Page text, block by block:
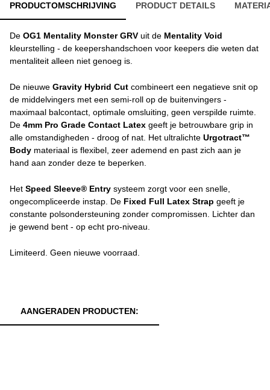
PRODUCTOMSCHRIJVING PRODUCT DETAILS
De OG1 Mentality Monster GRV uit de Mentality Void
kleurstelling - de keepershandschoen voor keepers die weten dat
mentaliteit alleen niet genoeg is.
De nieuwe Gravity Hybrid Cut combineert een negatieve snit op
de middelvingers met een semi-roll op de buitenvingers -
maximaal balcontact, optimale omsluiting, geen verspilde ruimte.
De 4mm Pro Grade Contact Latex geeft je betrouwbare grip in
alle omstandigheden - droog of nat. Het ultralichte Urgotract™
Body materiaal is flexibel, zeer ademend en past zich aan je
hand aan zonder deze te beperken.
Het Speed Sleeve® Entry systeem zorgt voor een snelle,
ongecompliceerde instap. De Fixed Full Latex Strap geeft je
constante polsondersteuning zonder compromissen. Lichter dan
je gewend bent - op echt pro-niveau.
Limiteerd. Geen nieuwe voorraad.
AANGERADEN PRODUCTEN: